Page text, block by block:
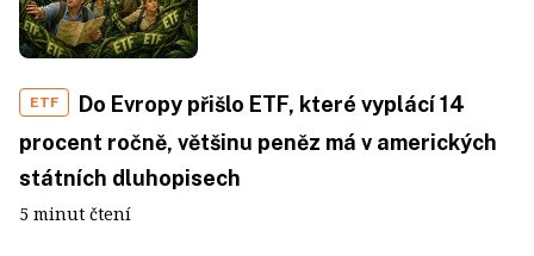
ETF
Do Evropy přišlo ETF, které vyplácí 14
procent ročně, většinu peněz má v amerických
státních dluhopisech
5 minut čtení